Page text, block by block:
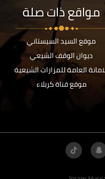
مواقع ذات صلة
موقع السيد السيستاني
ديوان الوقف الشيعي
العامة للمزارات الشيعية
موقع قناة كربلاء